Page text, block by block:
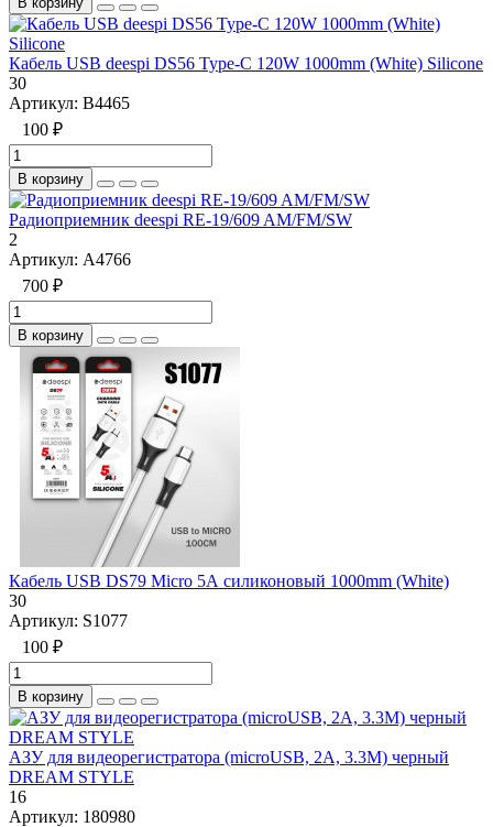
Кабель USB deespi DS56 Type-C 120W 1000mm (White) Silicone
30
Артикул: B4465
100 ₽
В корзину
Радиоприемник deespi RE-19/609 AM/FM/SW
2
Артикул: A4766
700 ₽
В корзину
Кабель USB DS79 Micro 5А силиконовый 1000mm (White)
30
Артикул: S1077
100 ₽
В корзину
АЗУ для видеорегистратора (microUSB, 2A, 3.3M) черный
DREAM STYLE
16
Артикул: 180980